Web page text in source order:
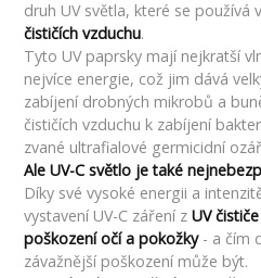
druh UV světla, které se používá
čističích vzduchu.
Tyto UV paprsky mají nejkratší
nejvíce energie, což jim dává
zabíjení drobných mikrobů a
čističích vzduchu k zabíjení
zvané ultrafialové germicidní
Ale UV-C světlo je také
Díky své vysoké energii a
vystavení UV-C záření zUV
poškození očí a pokožky- a čím
závažnější poškození může být.